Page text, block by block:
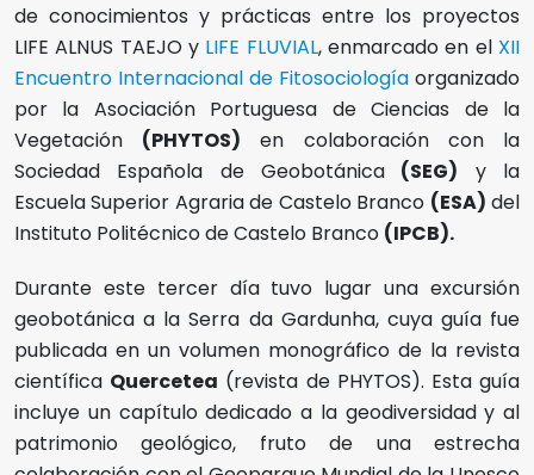
de conocimientos y prácticas entre los proyectos
LIFE ALNUS TAEJO y LIFE FLUVIAL, enmarcado en el XII
Encuentro Internacional de Fitosociología organizado
por la Asociación Portuguesa de Ciencias de la
Vegetación (PHYTOS) en colaboración con la
Sociedad Española de Geobotánica (SEG) y la
Escuela Superior Agraria de Castelo Branco (ESA) del
Instituto Politécnico de Castelo Branco (IPCB).
Durante este tercer día tuvo lugar una excursión
geobotánica a la Serra da Gardunha, cuya guía fue
publicada en un volumen monográfico de la revista
científica Quercetea (revista de PHYTOS). Esta guía
incluye un capítulo dedicado a la geodiversidad y al
patrimonio geológico, fruto de una estrecha